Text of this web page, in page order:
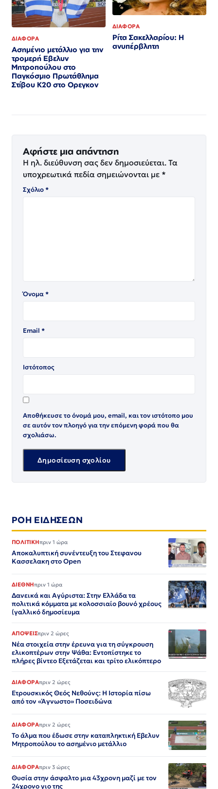
ΔΙΑΦΟΡΑ
Ασημένιο μετάλλιο για την
τρομερή Εβελυν
Μητροπούλου στο
Παγκόσμιο Πρωτάθλημα
Στίβου Κ20 στο Ορεγκον
ΔΙΑΦΟΡΑ
Ρίτα Σακελλαρίου: Η
ανυπέρβλητη
Αφήστε μια απάντηση
Η ηλ. διεύθυνση σας δεν δημοσιεύεται. Τα
υποχρεωτικά πεδία σημειώνονται με *
Σχόλιο*
Όνομα*
Email *
Ιστότοπος
Αποθήκευσε το όνομά μου, email, και τον ιστότοπο μου
σε αυτόν τον πλοηγό για την επόμενη φορά που θα
σχολιάσω.
ΡΟΗ ΕΙΔΗΣΕΩΝ
ΠΟΛΙΤΙΚΗπριν 1 ώρα
Αποκαλυπτική συνέντευξη του Στεφανου
Κασσελακη στο Open
ΔΙΕΘΝΗπριν 1 ώρα
Δανεικά και Αγύριστα: Στην Ελλάδα τα
πολιτικά κόμματα με κολοσσιαίο βουνό χρέους
(γαλλικό δημοσίευμα
ΑΠΟΨΕΙΣπριν 2 ώρες
Νέα στοιχεία στην έρευνα για τη σύγκρουση
ελικοπτέρων στην Ψάθα: Εντοπίστηκε το
πλήρες βίντεο Εξετάζεται και τρίτο ελικόπτερο​​​​​​​​​​​​​​​​​​​​​​​​​​​​​​​​​​​​​​​​​​​​​​​​​​
ΔΙΑΦΟΡΑπριν 2 ώρες
Ετρουσκικός Θεός Νεθούνς: Η Ιστορία πίσω
από τον «Άγνωστο» Ποσειδώνα
ΔΙΑΦΟΡΑπριν 2 ώρες
Το άλμα που έδωσε στην καταπληκτική Εβελυν
Μητροπούλου το ασημένιο μετάλλιο
ΔΙΑΦΟΡΑπριν 3 ώρες
Θυσία στην άσφαλτο μια 43χρονη μαζί με τον
24χρονο γιο της